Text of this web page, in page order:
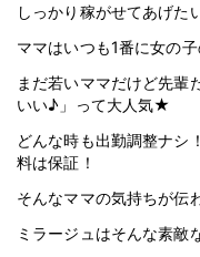
しっかり稼がせてあげた
ママはいつも1番に女の
まだ若いママだけど先輩
いい♪」って大人気★
どんな時も出勤調整ナシ
料は保証！
そんなママの気持ちが伝
ミラージュはそんな素敵